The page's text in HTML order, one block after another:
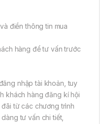
điền thông tin mua
hàng để tư vấn trước
nhập tài khoản, tuy
khách hàng đăng kí hội
từ các chương trình
tư vấn chi tiết,